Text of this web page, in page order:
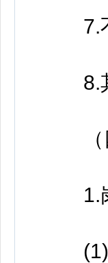
7.不
8.其
（四
1.岗
(1)聚